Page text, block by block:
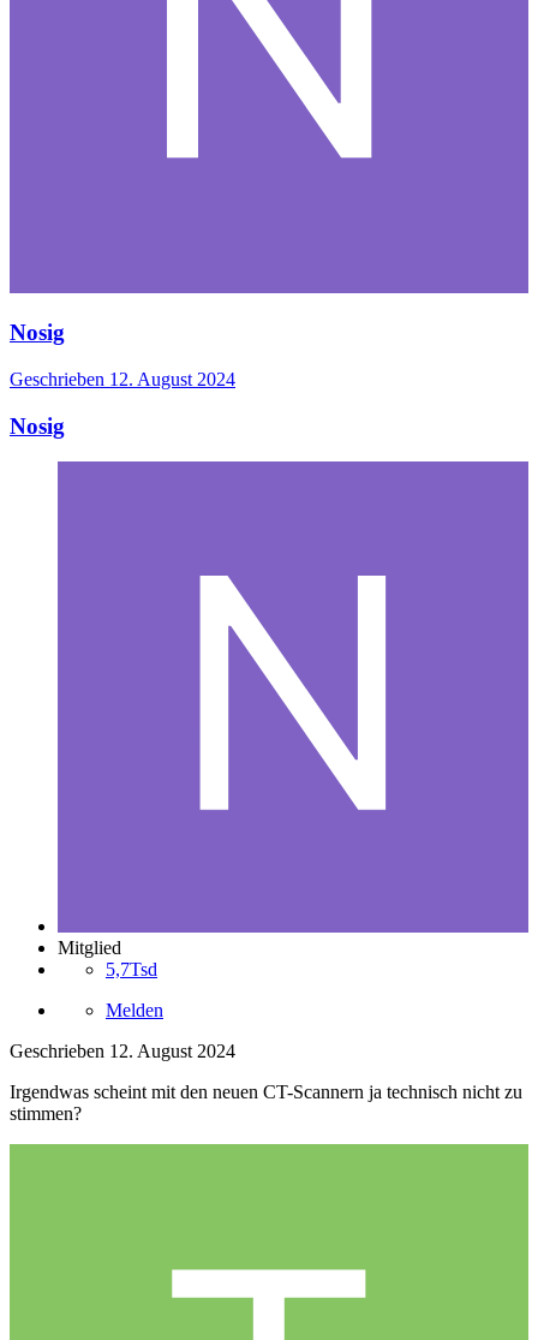
Nosig
Geschrieben 12. August 2024
Nosig
Mitglied
5,7Tsd
Melden
Geschrieben 12. August 2024
Irgendwas scheint mit den neuen CT-Scannern ja technisch nicht zu
stimmen?